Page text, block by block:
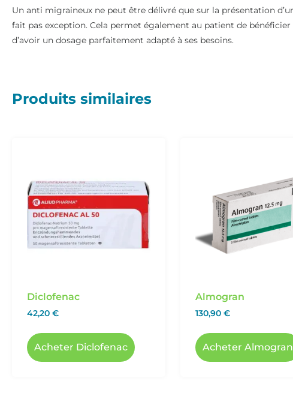
Un anti migraineux ne peut être délivré que sur la présentation
fait pas exception. Cela permet également au patient de
d’avoir un dosage parfaitement adapté à ses besoins.
Produits similaires
Diclofenac
42,20 €
Acheter Diclofenac
Almogran
130,90€
Acheter Almogran